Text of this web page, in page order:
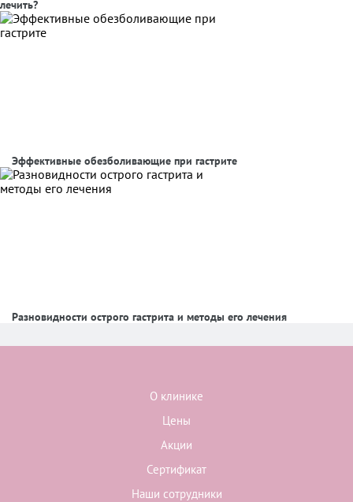
лечить?
Эффективные обезболивающие при гастрите
Разновидности острого гастрита и методы его лечения
О клинике
Цены
Акции
Сертификат
Наши сотрудники